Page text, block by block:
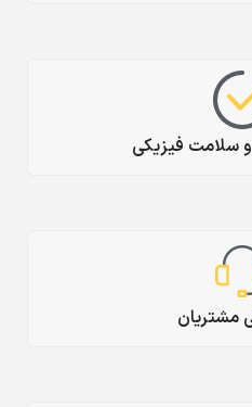
و سلامت فیزیکی
مشتریان